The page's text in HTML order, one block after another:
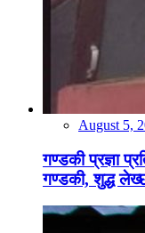
August 5,
गण्डकी प्रज्ञा
गण्डकी, शुद्ध